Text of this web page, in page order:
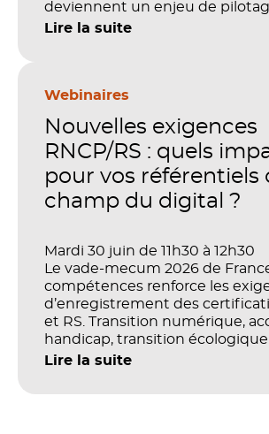
deviennent un enjeu de
performance et de preuve de
stratégique. Mais comment
investissements sur les
productivité et la performance
Lire la suite
Webinaires
Nouvelles exigences
RNCP/RS : quels
pour vos référentiels
champ du digital ?
Mardi 30 juin de 11h30 à 12h30
Le vade-mecum 2026 de
compétences renforce les
d’enregistrement des
et RS. Transition numérique,
handicap, transition écologique
impacts concrets pour les
Lire la suite